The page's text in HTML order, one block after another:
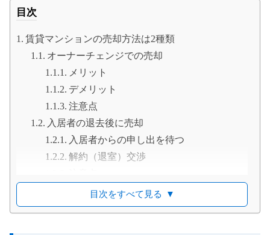
目次
賃貸マンションの売却方法は2種類
オーナーチェンジでの売却
メリット
デメリット
注意点
入居者の退去後に売却
入居者からの申し出を待つ
解約（退室）交渉
賃貸マンション売却の流れ
オーナーチェンジの場合
目次をすべて見る ▼